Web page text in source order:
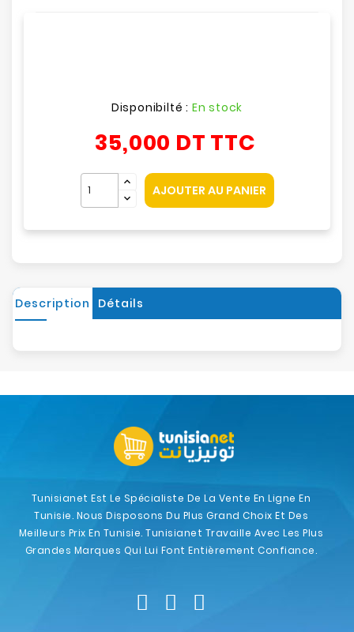
Disponibilté : En stock
35,000 DT TTC
AJOUTER AU PANIER
Description Détails
Tunisianet Est Le Spécialiste De La Vente En Ligne En
Tunisie. Nous Disposons Du Plus Grand Choix Et Des
Meilleurs Prix En Tunisie. Tunisianet Travaille Avec Les Plus
Grandes Marques Qui Lui Font Entièrement Confiance.